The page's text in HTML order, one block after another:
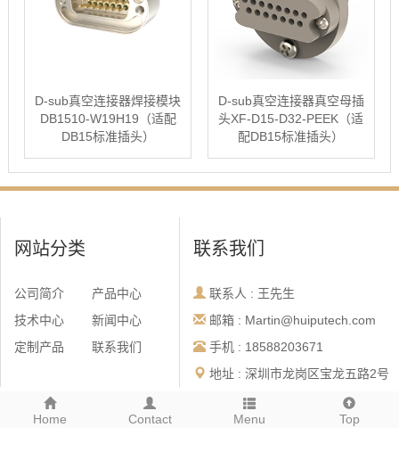
D-sub真空连接器焊接模块
DB1510-W19H19（适配
DB15标准插头）
D-sub真空连接器真空母插
头XF-D15-D32-PEEK（适
配DB15标准插头）
Home Contact Menu Top
网站分类
公司简介
产品中心
技术中心
新闻中心
定制产品
联系我们
联系我们
联系人 : 王先生
邮箱 : Martin@huiputech.com
手机 : 18588203671
地址 : 深圳市龙岗区宝龙五路2号
尚荣科技园F栋三楼